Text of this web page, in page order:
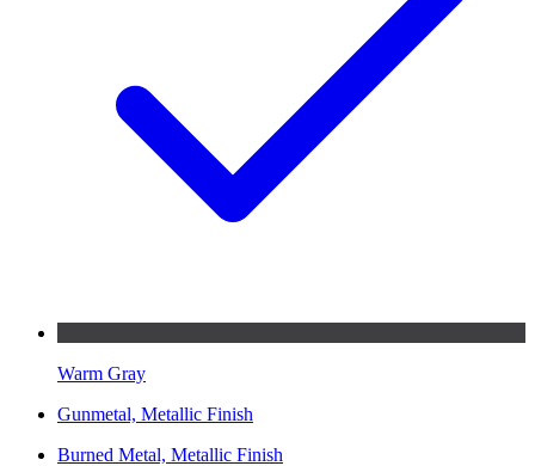
Warm Gray
Gunmetal, Metallic Finish
Burned Metal, Metallic Finish